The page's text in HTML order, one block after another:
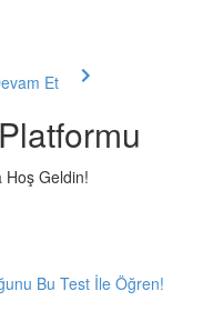
Et
Hoş Geldin!
Bu Test İle Öğren!